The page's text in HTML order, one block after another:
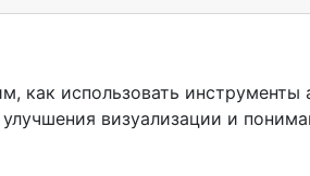
как использовать инструменты
визуализации и